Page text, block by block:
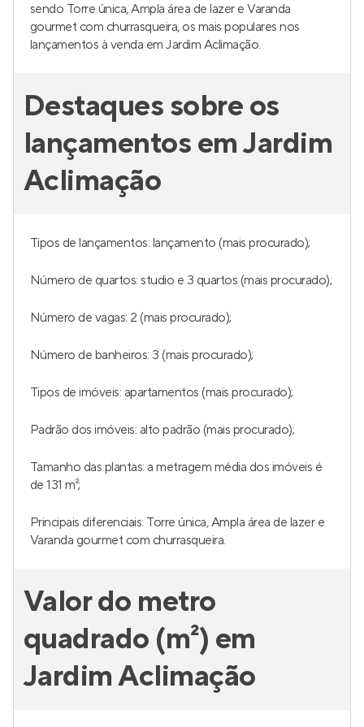
sendo Torre única, Ampla área de lazer e Varanda
gourmet com churrasqueira, os mais populares nos
lançamentos à venda em Jardim Aclimação.
Destaques sobre os
lançamentos em Jardim
Aclimação
Tipos de lançamentos: lançamento (mais procurado);
Número de quartos: studio e 3 quartos (mais procurado);
Número de vagas: 2 (mais procurado);
Número de banheiros: 3 (mais procurado);
Tipos de imóveis: apartamentos (mais procurado);
Padrão dos imóveis: alto padrão (mais procurado);
Tamanho das plantas: a metragem média dos imóveis é
de 131 m²;
Principais diferenciais: Torre única, Ampla área de lazer e
Varanda gourmet com churrasqueira.
Valor do metro
quadrado (m²) em
Jardim Aclimação